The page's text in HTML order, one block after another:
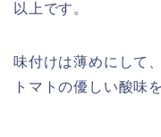
以上です。
味付けは薄めにして
トマトの優しい酸味